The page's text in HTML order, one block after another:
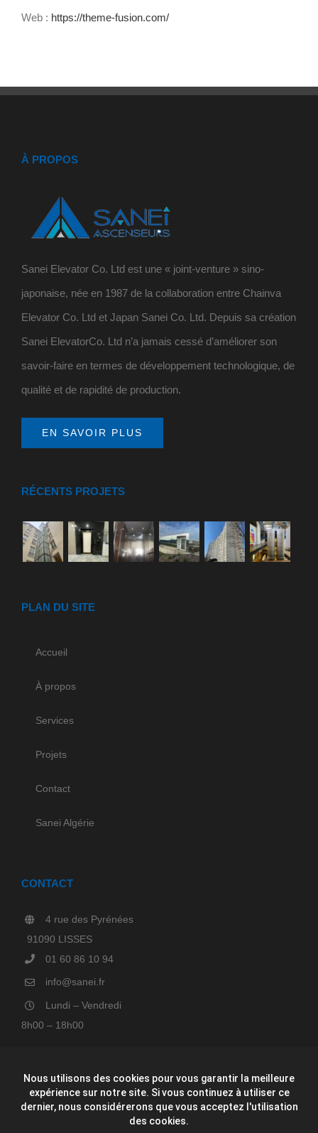
Nous utilisons des cookies pour vous garantir la meilleure
expérience sur notre site. Si vous continuez à utiliser ce
dernier, nous considérerons que vous acceptez l'utilisation
des cookies.
Web : https://theme-fusion.com/
À PROPOS
Sanei Elevator Co. Ltd est une « joint-venture » sino-
japonaise, née en 1987 de la collaboration entre Chainva
Elevator Co. Ltd et Japan Sanei Co. Ltd. Depuis sa création
Sanei ElevatorCo. Ltd n’a jamais cessé d’améliorer son
savoir-faire en termes de développement technologique, de
qualité et de rapidité de production.
EN SAVOIR PLUS
RÉCENTS PROJETS
PLAN DU SITE
Accueil
À propos
Services
Projets
Contact
Sanei Algérie
CONTACT
4 rue des Pyrénées
91090 LISSES
01 60 86 10 94
info@sanei.fr
Lundi – Vendredi
8h00 – 18h00